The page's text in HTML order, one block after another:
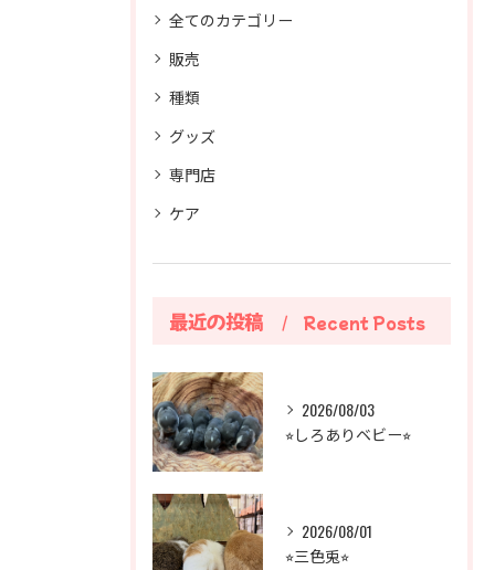
全てのカテゴリー
販売
種類
グッズ
専門店
ケア
最近の投稿 Recent Posts
2026/08/03
⭐︎しろありベビー⭐︎
2026/08/01
⭐︎三色兎⭐︎